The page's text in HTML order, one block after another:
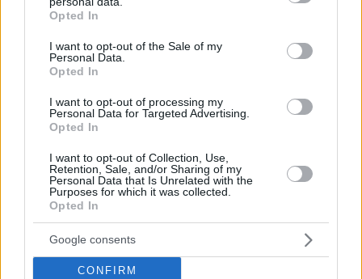
grant or deny consent to Google and its third-party tags to
use your data for below specified purposes in below Google
consent section.
Opted In
I want to opt-out of the Sale of my
Personal Data.
Opted In
I want to opt-out of processing my
Personal Data for Targeted Advertising.
Opted In
I want to opt-out of Collection, Use,
Retention, Sale, and/or Sharing of my
Personal Data that Is Unrelated with the
Purposes for which it was collected.
Opted In
Google consents
CONFIRM